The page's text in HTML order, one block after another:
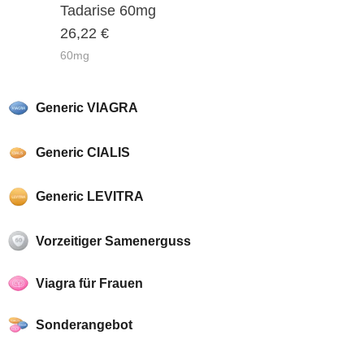
Generic VIAGRA
Generic CIALIS
Generic LEVITRA
Vorzeitiger Samenerguss
Viagra für Frauen
Sonderangebot
Tadarise 60mg
26,22 €
60mg